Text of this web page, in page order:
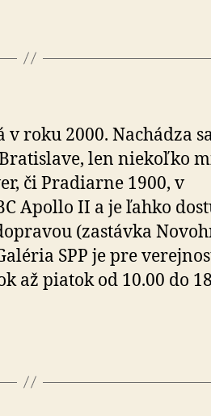
v roku 2000. Nachádza
len niekoľko
či Pradiarne 1900, v
Apollo II a je ľahko
(zastávka
SPP je pre
až piatok od 10.00 do